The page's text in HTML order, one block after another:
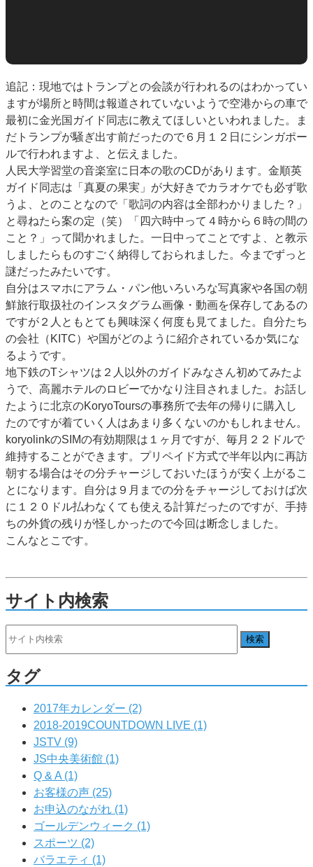
追記：現地ではトランプとの会談が行われるのはわかってい
ますが場所と時間は報道されていないようで空港からの車で
最初に金光国ガイド同志に教えてほしいといわれました。ま
だトランプが騒ぎ出す前だったので６月１２日にシンガポー
ルで行われますよ、と伝えました。
人民大学習堂の音楽室に日本の歌のCDがあります。金順英
ガイド同志は「真夏の果実」が大好きでカラオケでも必ず歌
うよ、とのことなので「歌詞の内容は全部わかりました？」
と尋ねたら案の定（笑）「四六時中って４時から６時の間の
こと？」って聞かれました。一日中ってことですよ、と教示
しましたらものすごく納得しておられました。今までずっと
謎だったみたいです。
自分はスマホにアラム・パン他いろいろな写真家や各国の朝
鮮旅行取扱社のインスタグラム画像・動画を保存してあるの
ですが２人ともとても興味深く何度も見てました。自分たち
の会社（KITC）や国がどのように紹介されているか気にな
るようです。
地下鉄のTシャツは２人以外のガイドみなさん初めてみたよ
うで、高麗ホテルのロビーでかなり注目されました。お話し
たように北京のKoryoToursの事務所で去年の帰りに購入し
たのですが着ていく人はあまり多くないのかもしれません。
koryolinkのSIMの有効期限は１ヶ月ですが、毎月２２ドルで
維持することができます。プリペイド方式で半年以内に再訪
朝する場合はその分チャージしておいたほうが安く上がるこ
とになります。自分は９月までの分をチャージしておけば次
に１２０ドル払わなくても使える計算だったのですが、手持
ちの外貨の残りが怪しかったので今回は断念しました。
こんなとこです。
サイト内検索
タグ
2017年カレンダー (2)
2018-2019COUNTDOWN LIVE (1)
JSTV (9)
JS中央美術館 (1)
Q & A (1)
お客様の声 (25)
お申込のながれ (1)
ゴールデンウィーク (1)
スポーツ (2)
バラエティ (1)